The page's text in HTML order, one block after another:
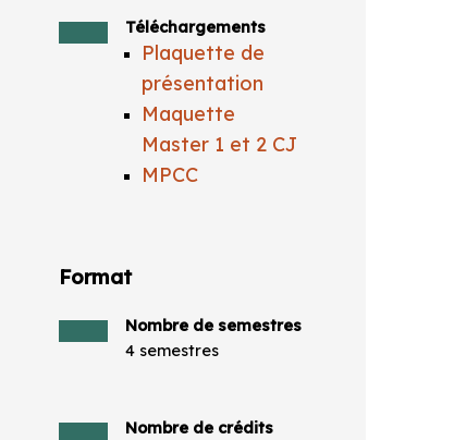
Téléchargements
Plaquette de
présentation
Maquette
Master 1 et 2 CJ
MPCC
Format
Nombre de semestres
4 semestres
Nombre de crédits